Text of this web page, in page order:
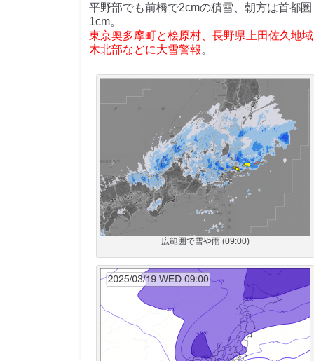
平野部でも前橋で2cmの積雪、朝方は首都
1cm。
東京奥多摩町と桧原村、長野県上田佐久地
木北部などに大雪警報 。
広範囲で雪や雨 (09:00)